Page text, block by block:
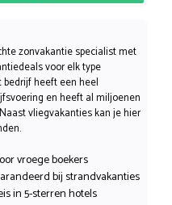
zonvakantie specialist met
voor elk type
bedrijf heeft een heel
en heeft al miljoenen
vliegvakanties kan je hier
vroege boekers
bij strandvakanties
in 5-sterren hotels